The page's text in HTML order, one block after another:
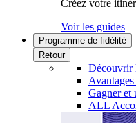
Créez votre
Voir les guides
Programme de fidélité
Retour
Découvrir
Gagner et
ALL